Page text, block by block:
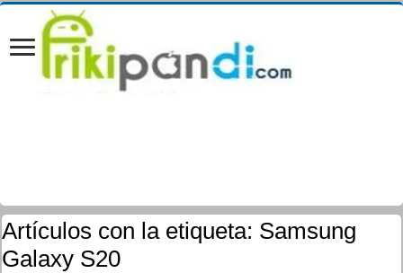
Artículos con la etiqueta: Samsung
Galaxy S20